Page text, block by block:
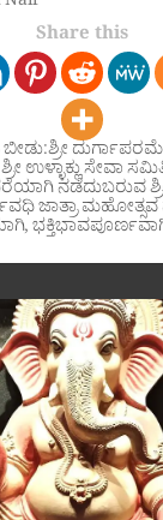
Share this
ಉಳ್ಳಾಕ್ಲು ಸೇವಾ
ನಡೆದುಬರುವ ಶ್ರೀ
ಜಾತ್ರಾ ಮಹೋತ್ಸವ